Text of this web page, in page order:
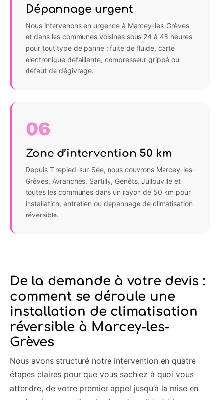
Dépannage urgent
Nous intervenons en urgence à Marcey-les-Grèves
et dans les communes voisines sous 24 à 48 heures
pour tout type de panne : fuite de fluide, carte
électronique défaillante, compresseur grippé ou
défaut de dégivrage.
06
Zone d’intervention 50 km
Depuis Tirepied-sur-Sée, nous couvrons Marcey-les-
Grèves, Avranches, Sartilly, Genêts, Jullouville et
toutes les communes dans un rayon de 50 km pour
installation, entretien ou dépannage de climatisation
réversible.
De la demande à votre devis :
comment se déroule une
installation de climatisation
réversible à Marcey-les-
Grèves
Nous avons structuré notre intervention en quatre
étapes claires pour que vous sachiez à quoi vous
attendre, de votre premier appel jusqu’à la mise en